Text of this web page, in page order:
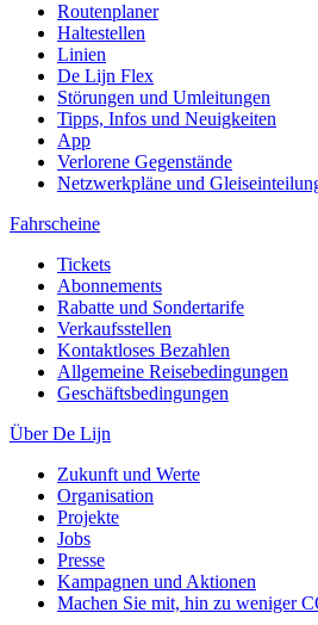
Routenplaner
Haltestellen
Linien
De Lijn Flex
Störungen und Umleitungen
Tipps, Infos und Neuigkeiten
App
Verlorene Gegenstände
Netzwerkpläne und
Fahrscheine
Tickets
Abonnements
Rabatte und Sondertarife
Verkaufsstellen
Kontaktloses Bezahlen
Allgemeine Reisebedingungen
Geschäftsbedingungen
Über De Lijn
Zukunft und Werte
Organisation
Projekte
Jobs
Presse
Kampagnen und Aktionen
Machen Sie mit, hin zu weniger